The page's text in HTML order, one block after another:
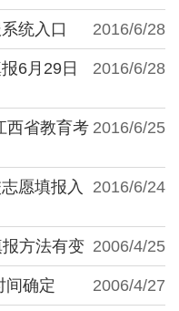
2016/6/28
统入口
2016/6/28
6月29日
2016/6/25
西省教育考
2016/6/24
愿填报入
2006/4/25
方法有变
2006/4/27
间确定